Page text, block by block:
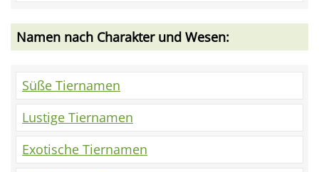
Namen nach Charakter und Wesen:
Süße Tiernamen
Lustige Tiernamen
Exotische Tiernamen